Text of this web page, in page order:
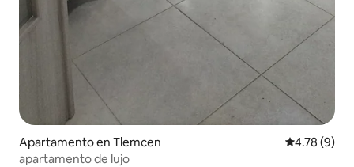
Apartamento en Tlemcen Calificación
4.78 (9)
apartamento de lujo